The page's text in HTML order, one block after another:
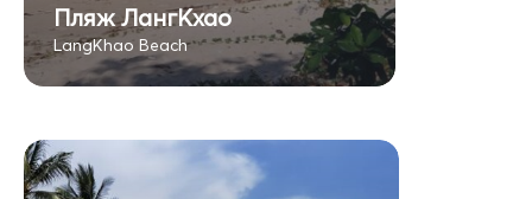
Пляж ЛангКхао
LangKhao Beach